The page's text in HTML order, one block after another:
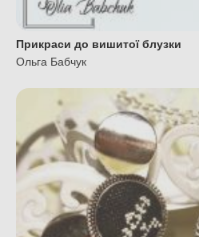
Прикраси до вишитої блузки
Ольга Бабчук